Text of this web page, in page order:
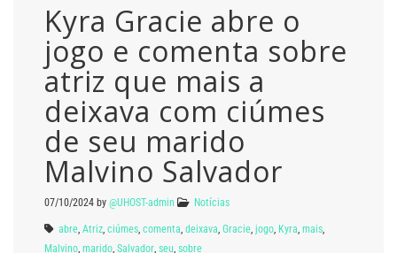
Kyra Gracie abre o
jogo e comenta sobre
atriz que mais a
deixava com ciúmes
de seu marido
Malvino Salvador
07/10/2024 by @UHOST-admin Notícias
abre Atriz ciúmes comenta deixava Gracie jogo Kyra mais
Malvino marido Salvador seu sobre